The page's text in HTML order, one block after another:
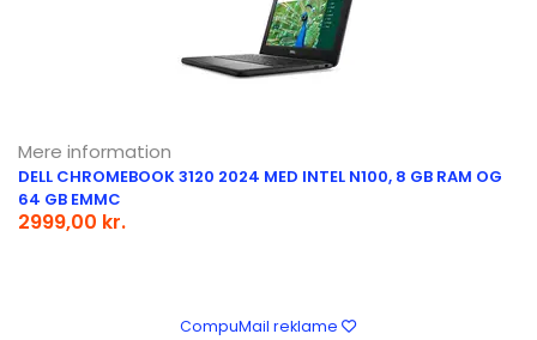
Mere information
DELL CHROMEBOOK 3120 2024 MED INTEL N100, 8 GB RAM OG
64 GB EMMC
2999,00 kr.
CompuMail reklame